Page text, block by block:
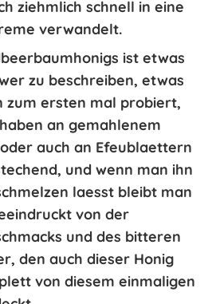
ziehmlich schnell in eine
verwandelt.
ist etwas
zu beschreiben, etwas
zum ersten mal probiert,
an gemahlenem
auch an Efeublaettern
und wenn man ihn
laesst bleibt man
von der
und des bitteren
den auch dieser Honig
von diesem einmaligen